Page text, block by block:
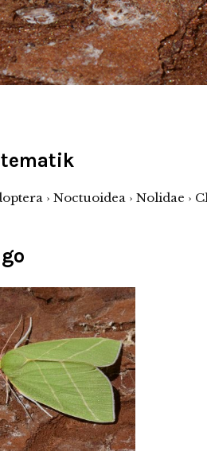
› Noctuoidea › Nolidae ›